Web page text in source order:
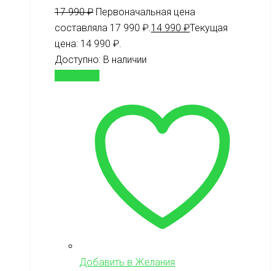
17 990₽ Первоначальная цена
составляла 17 990 ₽. 14 990 ₽Текущая
цена: 14 990 ₽.
Доступно: В наличии
Добавить в Желания